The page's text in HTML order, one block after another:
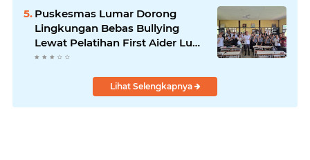
Puskesmas Lumar Dorong
Lingkungan Bebas Bullying
Lewat Pelatihan First Aider Luka
Psikologis di SMAN 01
Lihat Selengkapnya